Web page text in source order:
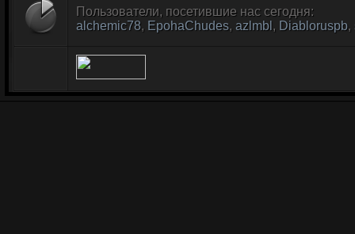
Пользователи, посетившие нас сегодня:
alchemic78, EpohaChudes, azlmbl , Diabloruspb,